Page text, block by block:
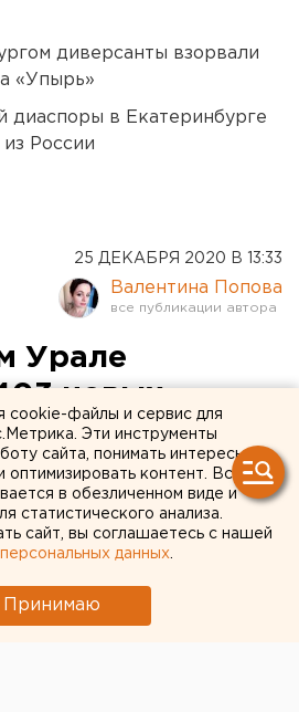
диверсанты взорвали
«Упырь»
диаспоры в Екатеринбурге
России
25 ДЕКАБРЯ 2020 В 13:33
Валентина Попова
Урале
новых
cookie-файлы и сервис для
Эти инструменты
сайта, понимать интересы
контент. Вся
в обезличенном виде и
статистического анализа.
сайт, вы соглашаетесь с нашей
данных
Принимаю